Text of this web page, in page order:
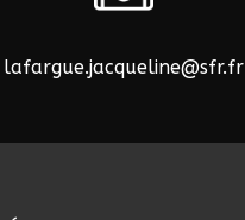
lafargue.jacqueline@sfr.fr